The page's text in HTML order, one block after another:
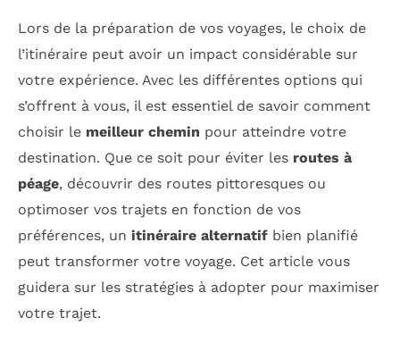
Lors de la préparation de vos voyages, le choix de
l’itinéraire peut avoir un impact considérable sur
votre expérience. Avec les différentes options qui
s’offrent à vous, il est essentiel de savoir comment
choisir le meilleur chemin pour atteindre votre
destination. Que ce soit pour éviter les routes à
péage, découvrir des routes pittoresques ou
optimoser vos trajets en fonction de vos
préférences, un itinéraire alternatif bien planifié
peut transformer votre voyage. Cet article vous
guidera sur les stratégies à adopter pour maximiser
votre trajet.